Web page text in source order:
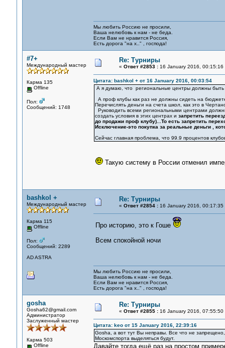
Мы любить Россию не просили,
Ваша нелюбовь к нам - не беда.
Если Вам не нравится Россия,
Есть дорога "на х.." , господа!
#7+
Международный мастер
Карма 135
Offline
Пол:
Сообщений: 1748
Re: Турниры
« Ответ #2853 :16 January 2016, 00:15:16
Цитата: bashkol + от 16 January 2016, 00:03:54
А я думаю, что региональные центры должны
А проф клубы как раз не должны сидеть на
Перечислять деньги на счета школ, как это в
Руководить всеми региональными центрами
создать условия в этих центрах и запретить
до продажи проф клубу)...То есть запретить
Исключение-это покупка за реальные деньги ,
Сейчас главная проблема, что 99.9 процентов
Такую систему в России отменил
bashkol +
Международный мастер
Карма 115
Offline
Пол:
Сообщений: 2289
AD ASTRA
Re: Турниры
« Ответ #2854 :16 January 2016, 00:17:35
Про историю, это к Гоше
Всем спокойной ночи
Мы любить Россию не просили,
Ваша нелюбовь к нам - не беда.
Если Вам не нравится Россия,
Есть дорога "на х.." , господа!
gosha
Gosha62@gmail.com
Администратор
Заслуженный мастер
Карма 503
Offline
Re: Турниры
« Ответ #2855 :16 January 2016, 07:55:50
Цитата: keo от 15 January 2016, 22:39:16
Gosha, а вот тут Вы неправы. Все что не
Москомспорта выделяться будут.
Давайте тогда ещё раз на простом